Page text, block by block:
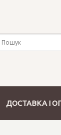
ДОСТАВКА І